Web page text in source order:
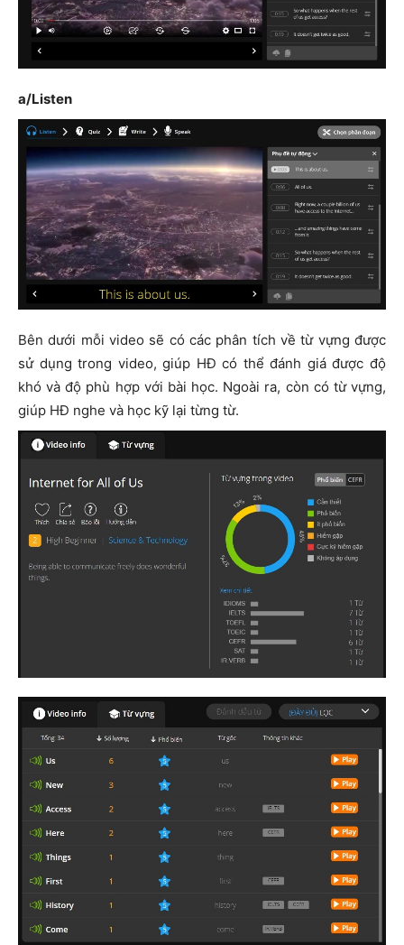
a/Listen
Bên dưới mỗi video sẽ có các phân tích về từ vựng được
sử dụng trong video, giúp HĐ có thể đánh giá được độ
khó và độ phù hợp với bài học. Ngoài ra, còn có từ vựng,
giúp HĐ nghe và học kỹ lại từng từ.